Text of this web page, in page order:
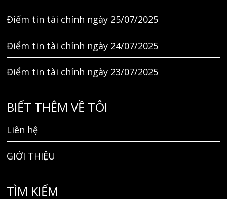
Điểm tin tài chính ngày 25/07/2025
Điểm tin tài chính ngày 24/07/2025
Điểm tin tài chính ngày 23/07/2025
BIẾT THÊM VỀ TÔI
Liên hệ
GIỚI THIỆU
TÌM KIẾM